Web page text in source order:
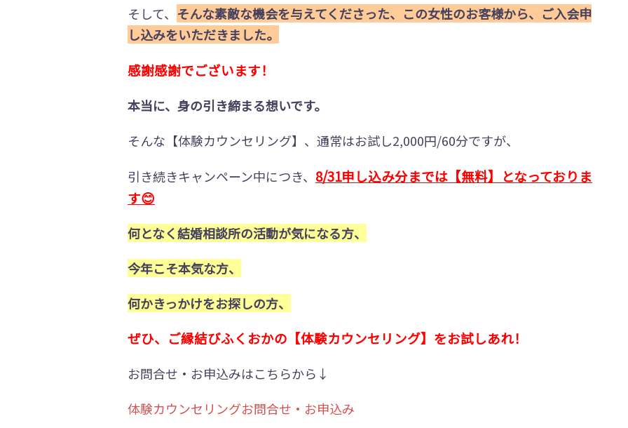
そして、 そんな素敵な機会を与えてくださった、この女性のお客様から、ご入会申
し込みをいただきました。
感謝感謝でございます！
本当に、身の引き締まる想いです。
そんな【体験カウンセリング】、通常はお試し2,000円/60分ですが、
引き続きキャンペーン中につき、 8/31申し込み分までは【無料】となっておりま
す😊
何となく結婚相談所の活動が気になる方、
今年こそ本気な方、
何かきっかけをお探しの方、
ぜひ、ご縁結びふくおかの【体験カウンセリング】をお試しあれ！
お問合せ・お申込みはこちらから↓
体験カウンセリングお問合せ・お申込み